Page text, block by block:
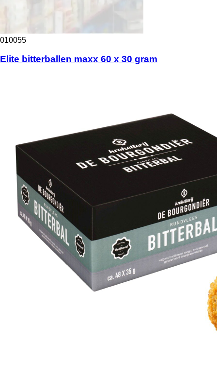
010055
Elite bitterballen maxx 60 x 30 gram